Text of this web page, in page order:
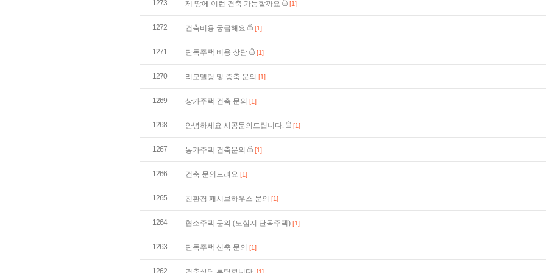
1273 제 땅에 이런 건축 가능할까요 [1]
1272 건축비용 궁금해요 [1]
1271 단독주택 비용 상담 [1]
1270 리모델링 및 증축 문의 [1]
1269 상가주택 건축 문의 [1]
1268 안녕하세요 시공문의드립니다. [1]
1267 농가주택 건축문의 [1]
1266 건축 문의드려요 [1]
1265 친환경 패시브하우스 문의 [1]
1264 협소주택 문의 (도심지 단독주택) [1]
1263 단독주택 신축 문의 [1]
1262